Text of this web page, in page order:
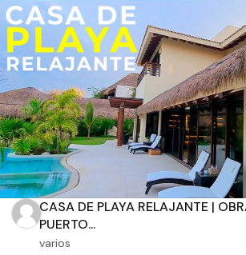
CASA DE PLAYA RELAJANTE |
PUERTO...
varios
Dimensiones
m2 de construcción
m2 de terreno